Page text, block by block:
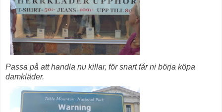
Passa på att handla nu killar, för snart får ni börja köpa
damkläder.